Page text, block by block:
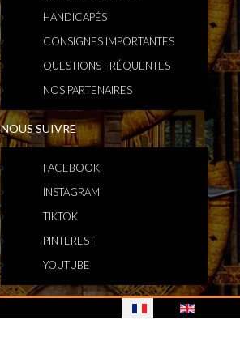
HANDICAPÉS
CONSIGNES IMPORTANTES
QUESTIONS FRÉQUENTES
NOS PARTENAIRES
NOUS SUIVRE
FACEBOOK
INSTAGRAM
TIKTOK
PINTEREST
YOUTUBE